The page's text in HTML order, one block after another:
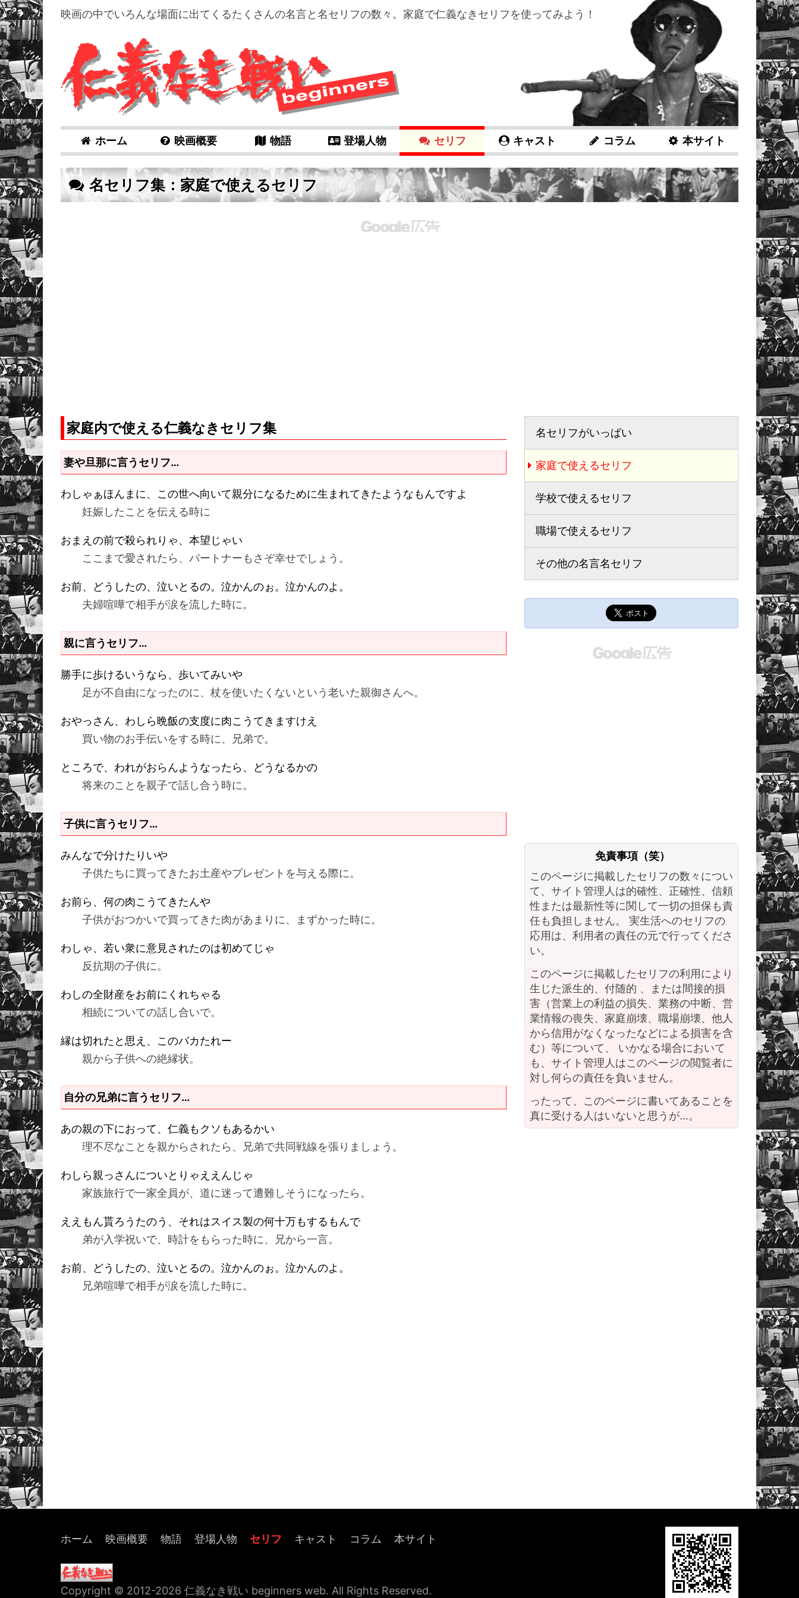
映画の中でいろんな場面に出てくるたくさんの名言と名セリフの数々。家庭で仁義なきセリフを使ってみよう！
ホーム 映画概要 物語 登場人物 セリフ キャスト コラム 本サイト
名セリフ集：家庭で使えるセリフ
Google 広告
家庭内で使える仁義なきセリフ集
妻や旦那に言うセリフ…
わしゃぁほんまに、この世へ向いて親分になるために生まれてきたようなもんですよ
妊娠したことを伝える時に
おまえの前で殺られりゃ、本望じゃい
ここまで愛されたら、パートナーもさぞ幸せでしょう。
お前、どうしたの、泣いとるの。泣かんのぉ。泣かんのよ。
夫婦喧嘩で相手が涙を流した時に。
親に言うセリフ…
勝手に歩けるいうなら、歩いてみいや
足が不自由になったのに、杖を使いたくないという老いた親御さんへ。
おやっさん、わしら晩飯の支度に肉こうてきますけえ
買い物のお手伝いをする時に、兄弟で。
ところで、われがおらんようなったら、どうなるかの
将来のことを親子で話し合う時に。
子供に言うセリフ…
みんなで分けたりいや
子供たちに買ってきたお土産やプレゼントを与える際に。
お前ら、何の肉こうてきたんや
子供がおつかいで買ってきた肉があまりに、まずかった時に。
わしゃ、若い衆に意見されたのは初めてじゃ
反抗期の子供に。
わしの全財産をお前にくれちゃる
相続についての話し合いで。
縁は切れたと思え、このバカたれー
親から子供への絶縁状。
自分の兄弟に言うセリフ…
あの親の下におって、仁義もクソもあるかい
理不尽なことを親からされたら、兄弟で共同戦線を張りましょう。
わしら親っさんについとりゃええんじゃ
家族旅行で一家全員が、道に迷って遭難しそうになったら。
ええもん貰ろうたのう、それはスイス製の何十万もするもんで
弟が入学祝いで、時計をもらった時に、兄から一言。
お前、どうしたの、泣いとるの。泣かんのぉ。泣かんのよ。
兄弟喧嘩で相手が涙を流した時に。
名セリフがいっぱい
家庭で使えるセリフ
学校で使えるセリフ
職場で使えるセリフ
その他の名言名セリフ
Google 広告
免責事項（笑）
このページに掲載したセリフの数々につい
て、サイト管理人は的確性、正確性、信頼
性または最新性等に関して一切の担保も責
任も負担しません。 実生活へのセリフの
応用は、利用者の責任の元で行ってくださ
い。
このページに掲載したセリフの利用により
生じた派生的、付随的 、または間接的損
害（営業上の利益の損失、業務の中断、営
業情報の喪失、家庭崩壊、職場崩壊、他人
から信用がなくなったなどによる損害を含
む）等について、 いかなる場合において
も、サイト管理人はこのページの閲覧者に
対し何らの責任を負いません。
ったって、このページに書いてあることを
真に受ける人はいないと思うが…。
ホーム 映画概要 物語 登場人物 セリフ キャスト コラム 本サイト
Copyright © 2012-2026 仁義なき戦い beginners web. All Rights Reserved.